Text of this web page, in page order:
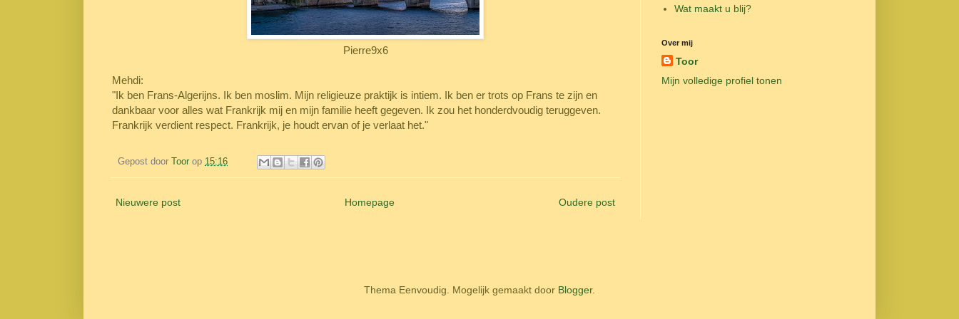
Pierre9x6
Mehdi:
"Ik ben Frans-Algerijns. Ik ben moslim. Mijn religieuze praktijk is intiem. Ik ben er trots op Frans te zijn en
dankbaar voor alles wat Frankrijk mij en mijn familie heeft gegeven. Ik zou het honderdvoudig teruggeven.
Frankrijk verdient respect. Frankrijk, je houdt ervan of je verlaat het."
Gepost door Toor op 15:16
Nieuwere post Oudere post
Homepage
Wat maakt u blij?
Over mij
Toor
Mijn volledige profiel tonen
Thema Eenvoudig. Mogelijk gemaakt door Blogger.